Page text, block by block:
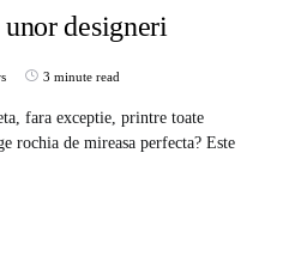
designeri
3 minute read
fara exceptie, printre toate
rochia de mireasa perfecta? Este